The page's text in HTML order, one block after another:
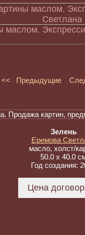
маслом.
<< Предыдущие
Зелень
Еремова
масло, холст/
50.0 x 40.0
Год создания: